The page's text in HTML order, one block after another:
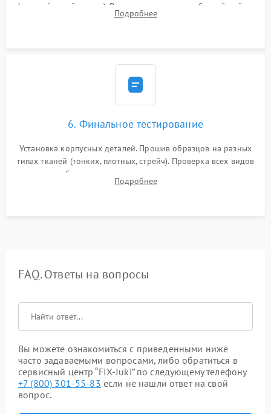
(настройка таймингов). Регулировка высоты зубчатой рейки,
центровка игловодителя и калибровка натяжителей верхней
Подробнее
6. Финальное тестирование
Установка корпусных деталей. Прошив образцов на разных
типах тканей (тонких, плотных, стрейч). Проверка всех видов
строчек, работы реверса, выметывания петли и намотчика
шпульки. Контроль плавности хода и отсутствия
Подробнее
FAQ. Ответы на вопросы
Вы можете ознакомиться с приведенными ниже
часто задаваемыми вопросами, либо обратиться в
сервисный центр “FIX-Juki” по следующему телефону
+7 (800) 301-55-83 если не нашли ответ на свой
вопрос.